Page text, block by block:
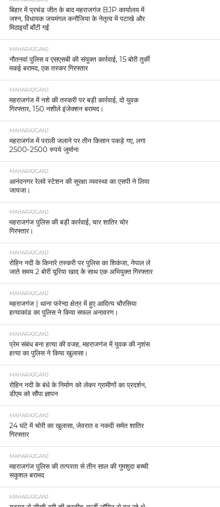
बिहार में प्रचंड जीत के बाद महराजगंज BJP कार्यालय में
जश्न, विधायक जयमंगल कनौजिया के नेतृत्व में पटाखे और
मिठाइयाँ बाँटी गईं
MAHARAJGANJ
नौतनवां पुलिस व एसएसबी की संयुक्त कार्रवाई, 15 बोरी तुर्की
मकई बरामद, एक तस्कर गिरफ्तार
MAHARAJGANJ
महराजगंज में नशे की तस्करी पर बड़ी कार्रवाई, दो युवक
गिरफ्तार, 150 नशीले इंजेक्शन बरामद।
MAHARAJGANJ
महराजगंज में पराली जलाने पर तीन किसान पकड़े गए, लगा
2500-2500 रुपये जुर्माना
MAHARAJGANJ
आनंदनगर रेलवे स्टेशन की सुरक्षा व्यवस्था का एसपी ने लिया
जायजा।
MAHARAJGANJ
महराजगंज पुलिस की बड़ी कार्रवाई, चार शातिर चोर
गिरफ्तार।
MAHARAJGANJ
रोहिन नदी के किनारे तस्करी पर पुलिस का शिकंजा, नेपाल ले
जाते समय 2 बोरी यूरिया खाद के साथ एक अभियुक्त गिरफ्तार
MAHARAJGANJ
महराजगंज | थाना फरेन्दा क्षेत्र में हुए आदित्य चौरसिया
हत्याकांड का पुलिस ने किया सफल अनावरण।
MAHARAJGANJ
प्रेम संबंध बना हत्या की वजह, महराजगंज में युवक की नृशंस
हत्या का पुलिस ने किया खुलासा।
MAHARAJGANJ
रोहिन नदी के बंधे के निर्माण को लेकर ग्रामीणों का प्रदर्शन,
डीएम को सौंपा ज्ञापन
MAHARAJGANJ
24 घंटे में चोरी का खुलासा, जेवरात व नकदी समेत शातिर
गिरफ्तार
MAHARAJGANJ
महराजगंज पुलिस की तत्परता से तीन साल की गुमशुदा बच्ची
सकुशल बरामद
MAHARAJGANJ